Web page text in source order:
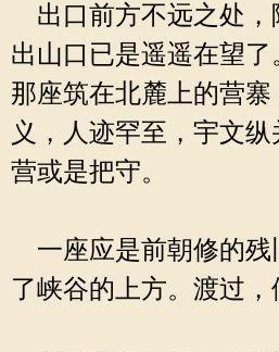
出口前方不远之处，
出山口已是遥遥在望
那座筑在北麓上的营
义，人迹罕至，宇文
营或是把守。
一座应是前朝修的残
了峡谷的上方。渡过，